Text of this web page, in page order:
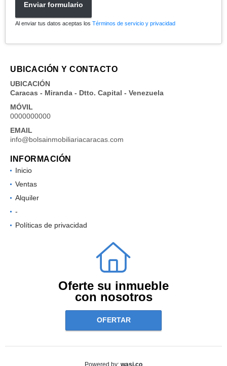
Enviar formulario
Al enviar tus datos aceptas los Términos de servicio y privacidad
UBICACIÓN Y CONTACTO
UBICACIÓN
Caracas - Miranda - Dtto. Capital - Venezuela
MÓVIL
0000000000
EMAIL
info@bolsainmobiliariacaracas.com
INFORMACIÓN
Inicio
Ventas
Alquiler
-
Políticas de privacidad
Oferte su inmueble
con nosotros
OFERTAR
wasi.co